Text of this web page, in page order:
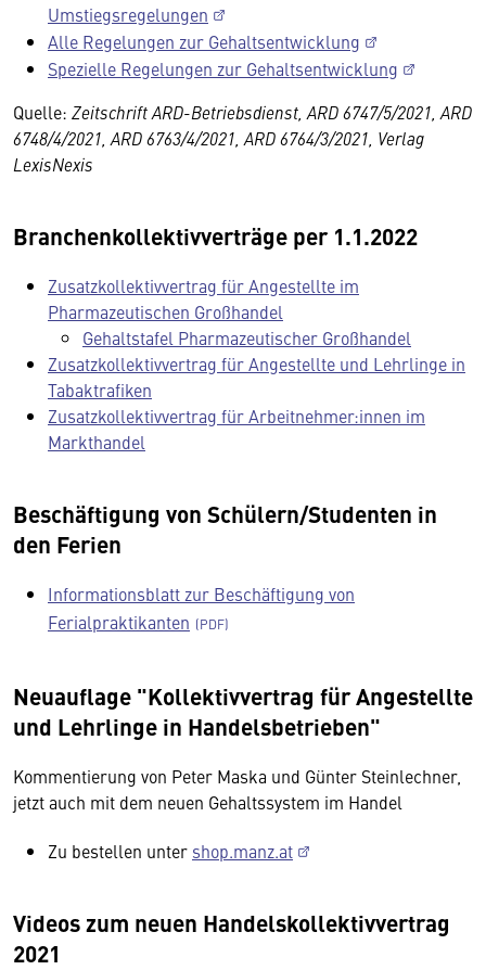
Umstiegsregelungen
Alle Regelungen zur Gehaltsentwicklung
Spezielle Regelungen zur Gehaltsentwicklung
Quelle: Zeitschrift ARD-Betriebsdienst, ARD 6747/5/2021, ARD
6748/4/2021, ARD 6763/4/2021, ARD 6764/3/2021, Verlag
LexisNexis
Branchenkollektivverträge per 1.1.2022
Zusatzkollektivvertrag für Angestellte im
Pharmazeutischen Großhandel
Gehaltstafel Pharmazeutischer Großhandel
Zusatzkollektivvertrag für Angestellte und Lehrlinge in
Tabaktrafiken
Zusatzkollektivvertrag für Arbeitnehmer:innen im
Markthandel
Beschäftigung von Schülern/Studenten in
den Ferien
Informationsblatt zur Beschäftigung von
Ferialpraktikanten
Neuauflage "Kollektivvertrag für Angestellte
und Lehrlinge in Handelsbetrieben"
Kommentierung von Peter Maska und Günter Steinlechner,
jetzt auch mit dem neuen Gehaltssystem im Handel
Zu bestellen unter shop.manz.at
Videos zum neuen Handelskollektivvertrag
2021
Hier würden wir Ihnen gerne einen externen
Inhalt anzeigen. Dafür benötigen wir allerdings